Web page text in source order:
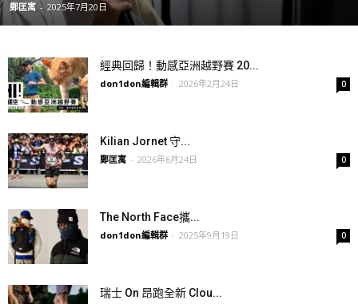
鄭匡寓 - 2025年7月20日
經典回歸！動感亞洲越野賽 20...
don1don編輯群 - 2026年2月24日 0
Kilian Jornet 守...
鄭匡寓 - 2026年6月24日 0
The North Face攜...
don1don編輯群 - 2025年9月19日 0
瑞士 On 昂跑全新 Clou...